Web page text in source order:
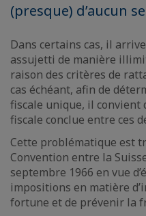
(presque) d’aucun
Dans certains cas, il
assujetti de manière
raison des critères de
cas échéant, afin de
fiscale unique, il convient
fiscale conclue entre ces
Cette problématique est
Convention entre la
septembre 1966 en vue
impositions en matière
fortune et de prévenir la